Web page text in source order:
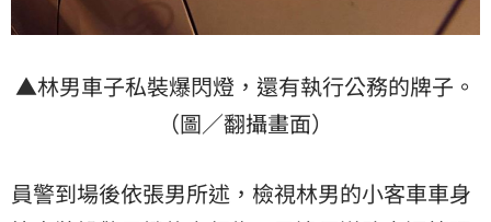
▲林男車子私裝爆閃燈，還有執行公務的牌子。
（圖／翻攝畫面）
員警到場後依張男所述，檢視林男的小客車車身